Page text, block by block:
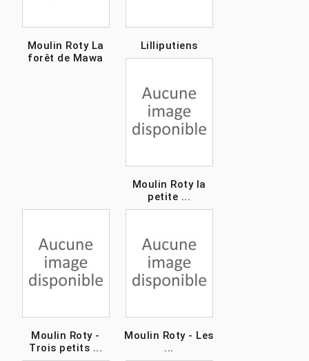
Moulin Roty La
forêt de Mawa
Lilliputiens
Moulin Roty la
petite ...
Moulin Roty -
Trois petits ...
Moulin Roty - Les
...